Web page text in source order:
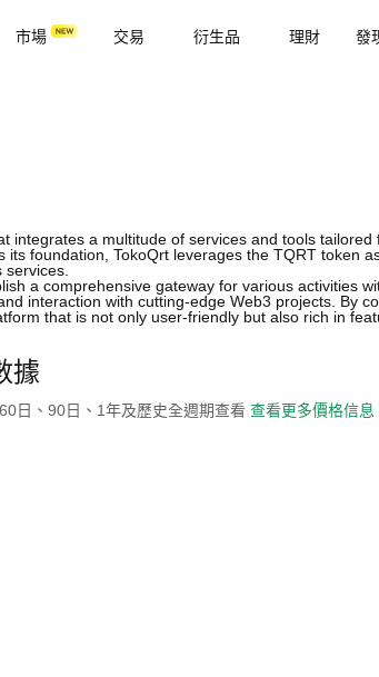
市場 交易 衍生品 理財 發
integrates a multitude of services and tools
its foundation, TokoQrt leverages the TQRT token
a comprehensive gateway for various activities
interaction with cutting-edge Web3 projects. By
that is not only user-friendly but also rich in
據
日、90日、1年及歷史全週期查看 查看更多價格信息